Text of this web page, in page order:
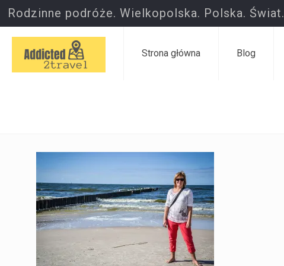
Rodzinne podróże. Wielkopolska. Polska. Świat.
Strona główna Blog